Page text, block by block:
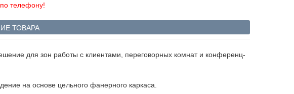
телефону!
ТОВАРА
для зон работы с клиентами, переговорных комнат и конференц-
на основе цельного фанерного каркаса.